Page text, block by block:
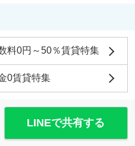
料0円～50％賃貸特集
0賃貸特集
LINEで共有する